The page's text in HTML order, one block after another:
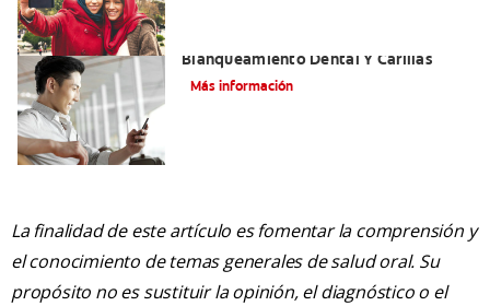
Blanqueamiento Dental Y Carillas
Más información
La finalidad de este artículo es fomentar la comprensión y
el conocimiento de temas generales de salud oral. Su
propósito no es sustituir la opinión, el diagnóstico o el